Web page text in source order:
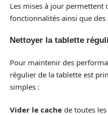
Les mises à jour permettent
fonctionnalités ainsi que
Nettoyer la tablette
Pour maintenir des
régulier de la tablette est
simples :
Vider le cache de toutes